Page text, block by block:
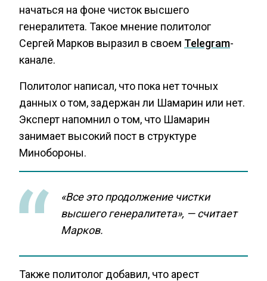
начаться на фоне чисток высшего
генералитета. Такое мнение политолог
Сергей Марков выразил в своем Telegram-
канале.
Политолог написал, что пока нет точных
данных о том, задержан ли Шамарин или нет.
Эксперт напомнил о том, что Шамарин
занимает высокий пост в структуре
Минобороны.
«Все это продолжение чистки
высшего генералитета», — считает
Марков.
Также политолог добавил, что арест